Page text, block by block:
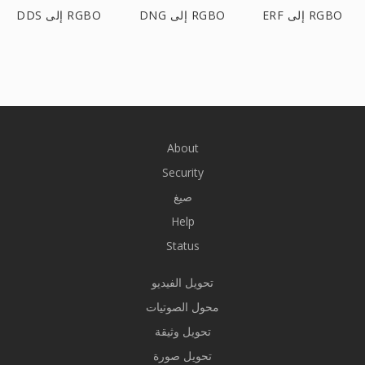
DDS إلى RGBO DNG إلى RGBO ERF إلى RGBO
About
Security
صيغ
Help
Status
تحويل الفيديو
محول الصوتيات
تحويل وثيقة
تحويل صورة